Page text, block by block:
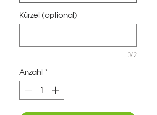
Kürzel (optional)
0/2
Anzahl *